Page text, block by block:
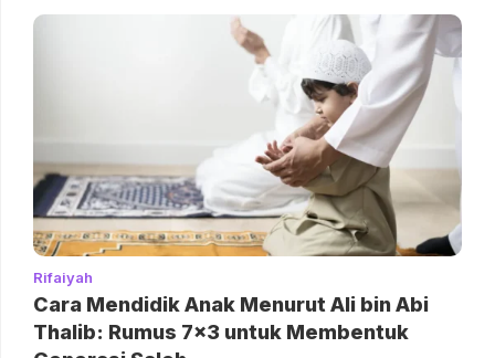
Rifaiyah
Cara Mendidik Anak Menurut Ali bin Abi
Thalib: Rumus 7×3 untuk Membentuk